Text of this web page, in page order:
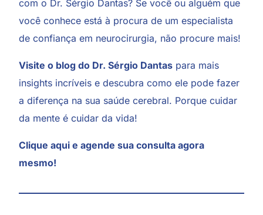
com o Dr. Sérgio Dantas? Se você ou alguém que
você conhece está à procura de um especialista
de confiança em neurocirurgia, não procure mais!
Visite o blog do Dr. Sérgio Dantas para mais
insights incríveis e descubra como ele pode fazer
a diferença na sua saúde cerebral. Porque cuidar
da mente é cuidar da vida!
Clique aqui e agende sua consulta agora
mesmo!